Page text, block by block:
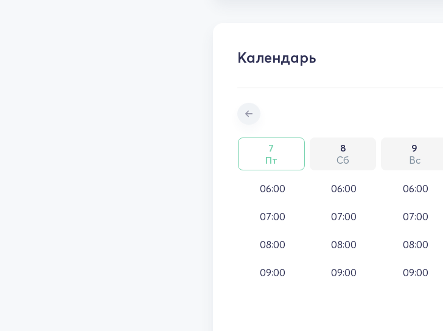
Календарь
7
Пт
8
Сб
9
Вс
06:00
07:00
08:00
09:00
06:00
07:00
08:00
09:00
06:00
07:00
08:00
09:00